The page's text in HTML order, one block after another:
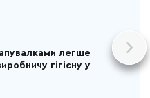
легше
гігієну у